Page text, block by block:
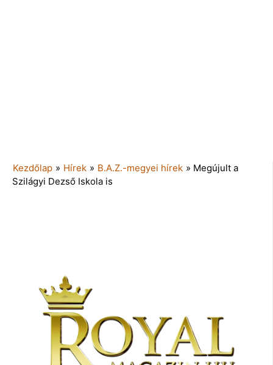
Kezdőlap » Hírek » B.A.Z.-megyei hírek » Megújult a
Szilágyi Dezső Iskola is